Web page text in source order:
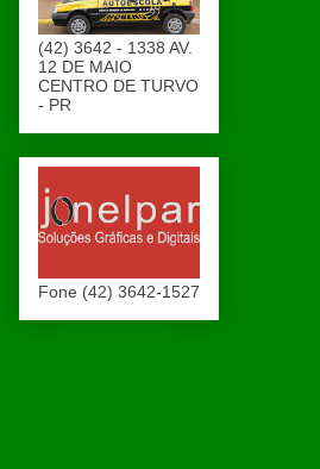
(42) 3642 - 1338 AV.
12 DE MAIO
CENTRO DE TURVO
- PR
Fone (42) 3642-1527